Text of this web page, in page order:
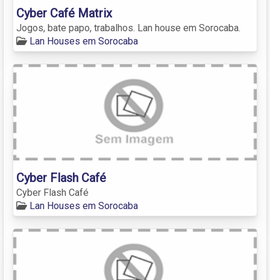
Cyber Café Matrix
Jogos, bate papo, trabalhos. Lan house em Sorocaba.
Lan Houses em Sorocaba
Cyber Flash Café
Cyber Flash Café
Lan Houses em Sorocaba